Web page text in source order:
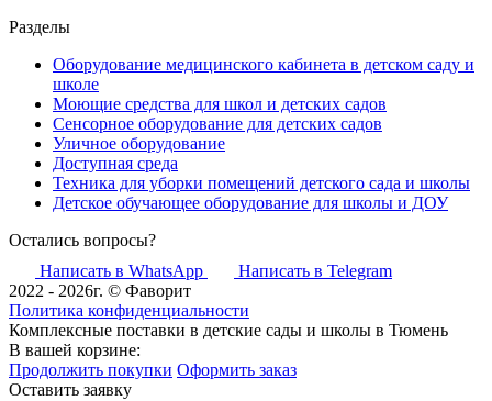
Разделы
Оборудование медицинского кабинета в детском саду и
школе
Моющие средства для школ и детских садов
Сенсорное оборудование для детских садов
Уличное оборудование
Доступная среда
Техника для уборки помещений детского сада и школы
Детское обучающее оборудование для школы и ДОУ
Остались вопросы?
Написать в WhatsApp
Написать в Telegram
2022 - 2026г. © Фаворит
Политика конфиденциальности
Комплексные поставки в детские сады и школы в Тюмень
В вашей корзине:
Продолжить покупки Оформить заказ
Оставить заявку